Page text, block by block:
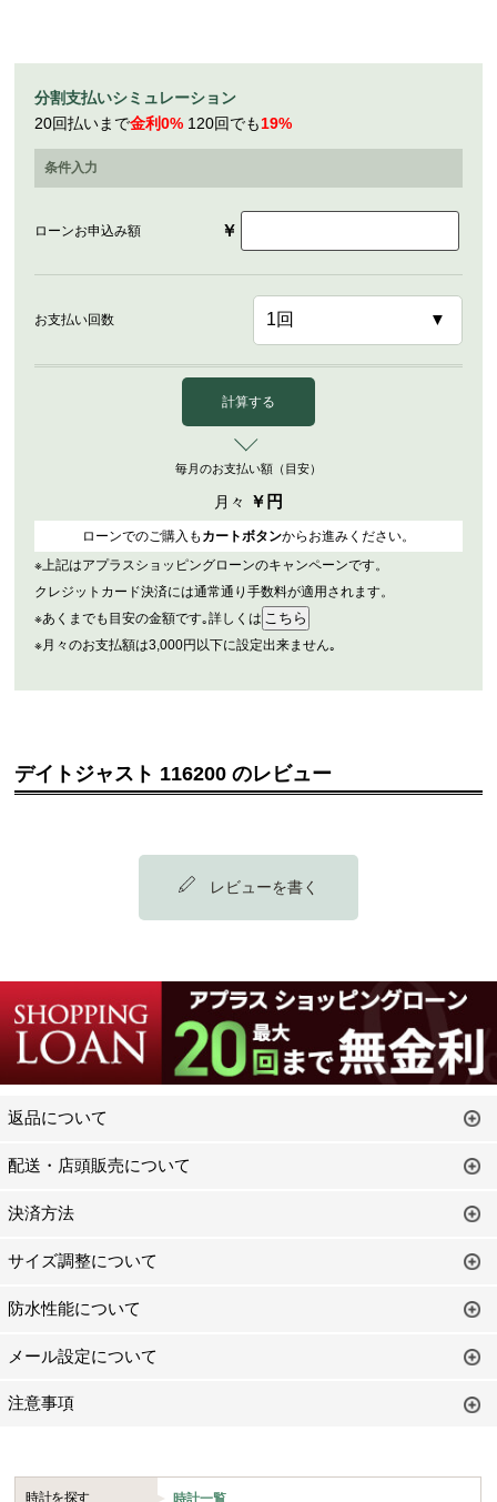
分割支払いシミュレーション
20回払いまで金利0% 120回でも19%
条件入力
ローンお申込み額 ￥
お支払い回数
計算する
毎月のお支払い額（目安）
月々 ￥ 円
ローンでのご購入も カートボタンからお進みください。
※上記はアプラスショッピングローンのキャンペーンです。
クレジットカード決済には通常通り手数料が適用されます。
※あくまでも目安の金額です｡詳しくは
※月々のお支払額は3,000円以下に設定出来ません｡
デイトジャスト 116200 のレビュー
レビューを書く
返品について
配送・店頭販売について
決済方法
サイズ調整について
防水性能について
メール設定について
注意事項
時計を探す 時計一覧